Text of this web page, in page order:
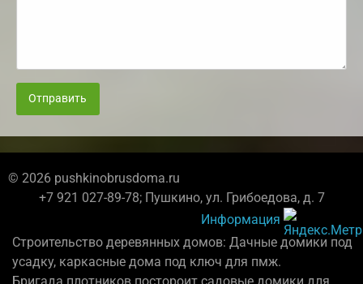
Отправить
© 2026 pushkinobrusdoma.ru
+7 921 027-89-78; Пушкино, ул. Грибоедова, д. 7
Информация
Строительство деревянных домов: Дачные домики под
усадку, каркасные дома под ключ для пмж.